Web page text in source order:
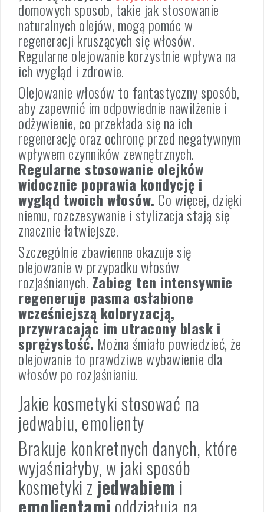
domowych sposob, takie jak stosowanie
naturalnych olejów, mogą pomóc w
regeneracji kruszących się włosów.
Regularne olejowanie korzystnie wpływa na
ich wygląd i zdrowie.
Olejowanie włosów to fantastyczny sposób,
aby zapewnić im odpowiednie nawilżenie i
odżywienie, co przekłada się na ich
regenerację oraz ochronę przed negatywnym
wpływem czynników zewnętrznych.
Regularne stosowanie olejków
widocznie poprawia kondycję i
wygląd twoich włosów. Co więcej, dzięki
niemu, rozczesywanie i stylizacja stają się
znacznie łatwiejsze.
Szczególnie zbawienne okazuje się
olejowanie w przypadku włosów
rozjaśnianych.Zabieg ten intensywnie
regeneruje pasma osłabione
wcześniejszą koloryzacją,
przywracając im utracony blask i
sprężystość. Można śmiało powiedzieć, że
olejowanie to prawdziwe wybawienie dla
włosów po rozjaśnianiu.
Jakie kosmetyki stosować na
jedwabiu, emolienty
Brakuje konkretnych danych, które
wyjaśniałyby, w jaki sposób
kosmetyki zjedwabiem i
emolientami oddziałują na